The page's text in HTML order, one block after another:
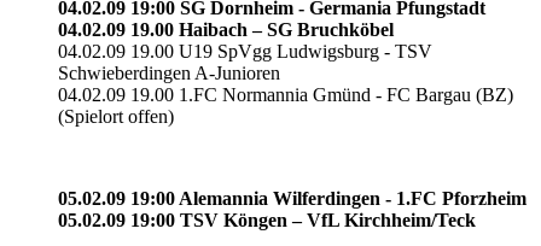
04.02.09 19:00 SG Dornheim - Germania Pfungstadt
04.02.09 19.00 Haibach – SG Bruchköbel
04.02.09 19.00 U19 SpVgg Ludwigsburg - TSV
Schwieberdingen A-Junioren
04.02.09 19.00 1.FC Normannia Gmünd - FC Bargau (BZ)
(Spielort offen)
05.02.09 19:00 Alemannia Wilferdingen - 1.FC Pforzheim
05.02.09 19:00 TSV Köngen – VfL Kirchheim/Teck